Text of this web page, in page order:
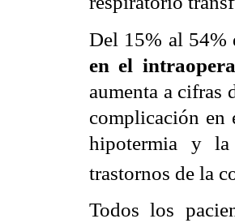
Del 15% al 54%
en el
aumenta a cifras
complicación en
hipotermia y la
trastornos de la
Todos los